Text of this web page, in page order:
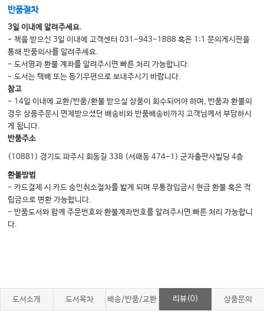
반품절차
3일 이내에 알려주세요.
- 책을 받으신 3일 이내에 고객센터 031-943-1888 혹은 1:1 문의게시판을
통해 반품의사를 알려주세요.
- 도서명과 환불 계좌를 알려주시면 빠른 처리 가능합니다.
- 도서는 택배 또는 등기우편으로 보내주시기 바랍니다.
참고
- 14일 이내에 교환/반품/환불 받으실 상품이 회수되어야 하며, 반품과 환불의
경우 상품주문시 면제받으셨던 배송비와 반품배송비까지 고객님께서 부담하시
게 됩니다.
반품주소
(10881) 경기도 파주시 회동길 338 (서패동 474-1) 군자출판사빌딩 4층
환불방법
- 카드결제 시 카드 승인취소절차를 밟게 되며 무통장입금시 현금 환불 혹은 적
립금으로 변환 가능합니다.
- 반품도서와 함께 주문번호와 환불계좌번호를 알려주시면 빠른 처리 가능합니
다.
도서소개 도서목차 배송/반품/교환 리뷰(0) 상품문의